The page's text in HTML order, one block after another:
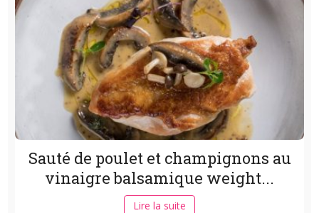
Sauté de poulet et champignons au
vinaigre balsamique weight...
Lire la suite